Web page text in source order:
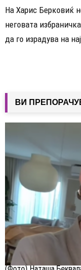
На Харис Берковиќ
неговата
да го израдува на
ВИ